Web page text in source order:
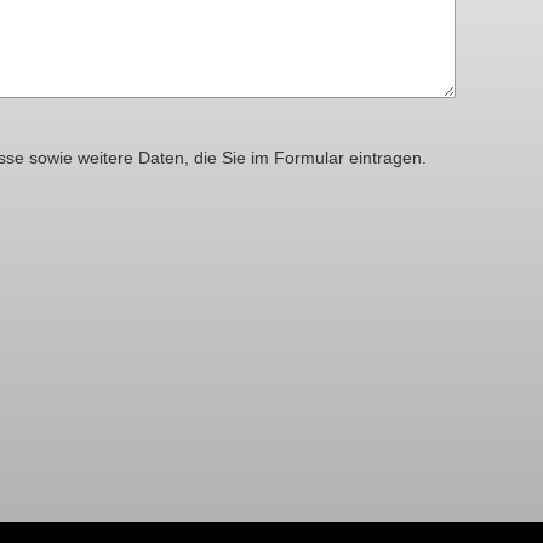
sowie weitere Daten, die Sie im Formular eintragen.